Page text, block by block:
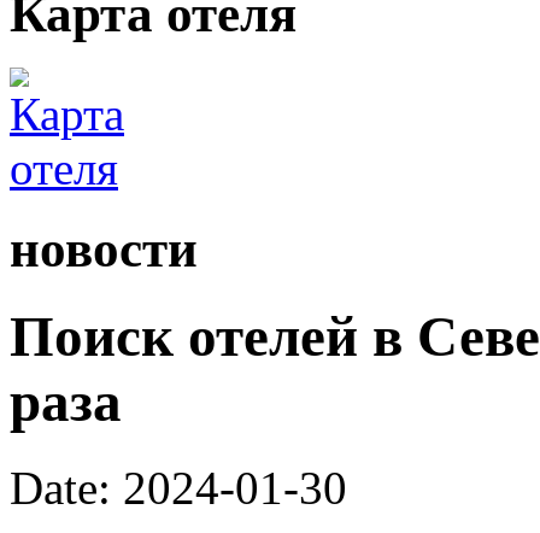
Карта отеля
новости
Поиск отелей в
раза
Date: 2024-01-30